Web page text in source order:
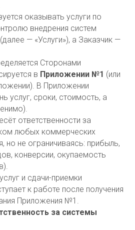
оказывать услуги по
внедрения систем
— «Услуги»), а Заказчик —
Сторонами
в Приложении №1 (или
В Приложении
услуг, сроки, стоимость, а
ответственности за
любых коммерческих
но не ограничиваясь: прибыль,
конверсии, окупаемость
и сдачи-приемки
к работе после получения
Приложения №1.
за системы